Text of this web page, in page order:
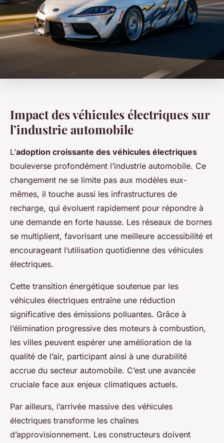
Impact des véhicules électriques sur
l’industrie automobile
L’adoption croissante des véhicules électriques
bouleverse profondément l’industrie automobile. Ce
changement ne se limite pas aux modèles eux-
mêmes, il touche aussi les infrastructures de
recharge, qui évoluent rapidement pour répondre à
une demande en forte hausse. Les réseaux de bornes
se multiplient, favorisant une meilleure accessibilité et
encourageant l’utilisation quotidienne des véhicules
électriques.
Cette transition énergétique soutenue par les
véhicules électriques entraîne une réduction
significative des émissions polluantes. Grâce à
l’élimination progressive des moteurs à combustion,
les villes peuvent espérer une amélioration de la
qualité de l’air, participant ainsi à une durabilité
accrue du secteur automobile. C’est une avancée
cruciale face aux enjeux climatiques actuels.
Par ailleurs, l’arrivée massive des véhicules
électriques transforme les chaînes
d’approvisionnement. Les constructeurs doivent